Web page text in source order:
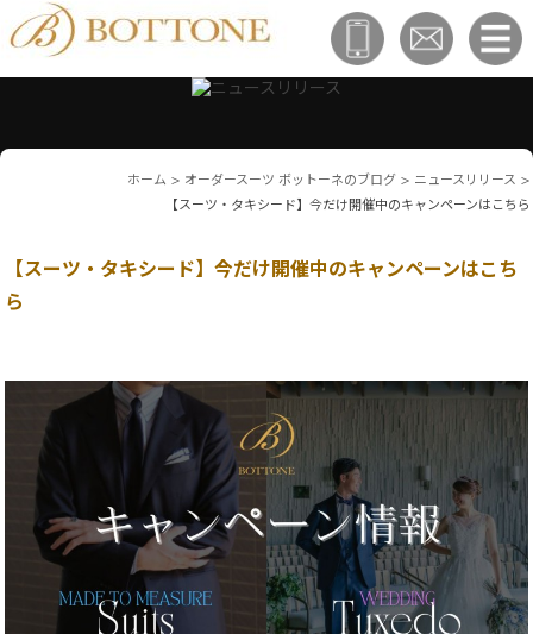
ホーム > オーダースーツ ボットーネのブログ > ニュースリリース >
【スーツ・タキシード】今だけ開催中のキャンペーンはこちら
【スーツ・タキシード】今だけ開催中のキャンペーンはこち
ら